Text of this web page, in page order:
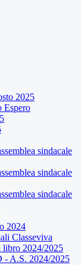
2025
Espero
sindacale
sindacale
sindacale
2024
Classeviva
libro 2024/2025
- A.S. 2024/2025